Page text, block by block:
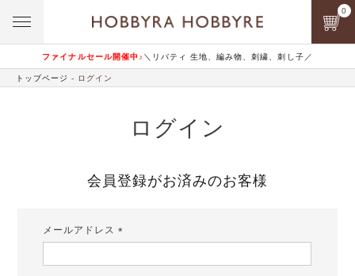
ファイナルセール開催中♪ ＼リバティ 生地、編み物、刺繍、刺し子／
0
トップページ ログイン
ログイン
会員登録がお済みのお客様
メールアドレス